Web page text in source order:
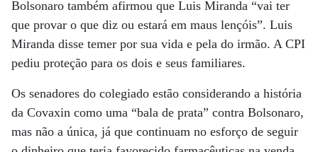
Bolsonaro também afirmou que Luis Miranda “vai ter
que provar o que diz ou estará em maus lençóis”. Luis
Miranda disse temer por sua vida e pela do irmão. A CPI
pediu proteção para os dois e seus familiares.
Os senadores do colegiado estão considerando a história
da Covaxin como uma “bala de prata” contra Bolsonaro,
mas não a única, já que continuam no esforço de seguir